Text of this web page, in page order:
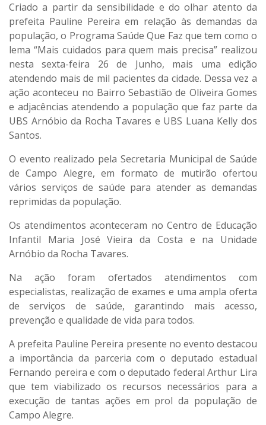
Criado a partir da sensibilidade e do olhar atento da
prefeita Pauline Pereira em relação às demandas da
população, o Programa Saúde Que Faz que tem como o
lema “Mais cuidados para quem mais precisa” realizou
nesta sexta-feira 26 de Junho, mais uma edição
atendendo mais de mil pacientes da cidade. Dessa vez a
ação aconteceu no Bairro Sebastião de Oliveira Gomes
e adjacências atendendo a população que faz parte da
UBS Arnóbio da Rocha Tavares e UBS Luana Kelly dos
Santos.
O evento realizado pela Secretaria Municipal de Saúde
de Campo Alegre, em formato de mutirão ofertou
vários serviços de saúde para atender as demandas
reprimidas da população.
Os atendimentos aconteceram no Centro de Educação
Infantil Maria José Vieira da Costa e na Unidade
Arnóbio da Rocha Tavares.
Na ação foram ofertados atendimentos com
especialistas, realização de exames e uma ampla oferta
de serviços de saúde, garantindo mais acesso,
prevenção e qualidade de vida para todos.
A prefeita Pauline Pereira presente no evento destacou
a importância da parceria com o deputado estadual
Fernando pereira e com o deputado federal Arthur Lira
que tem viabilizado os recursos necessários para a
execução de tantas ações em prol da população de
Campo Alegre.